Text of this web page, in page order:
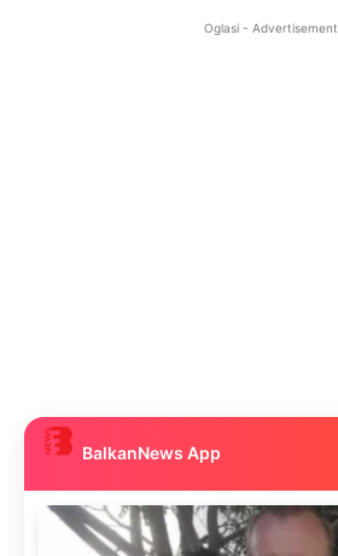
Oglasi - Advertisement
BalkanNews App